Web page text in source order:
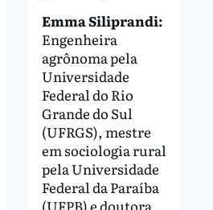
Emma Siliprandi:
Engenheira
agrônoma pela
Universidade
Federal do Rio
Grande do Sul
(UFRGS), mestre
em sociologia rural
pela Universidade
Federal da Paraíba
(UFPB) e doutora